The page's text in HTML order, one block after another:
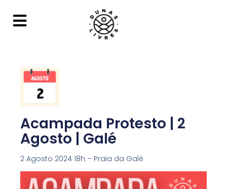
Acampada Protesto | 2
Agosto | Galé
2 Agosto 2024 18h – Praia da Galé